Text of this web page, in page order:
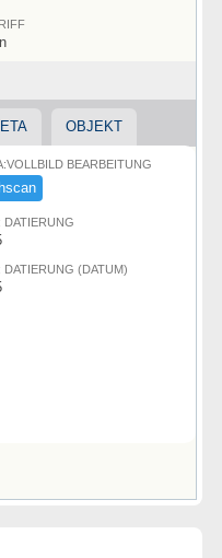
OBJEKT
BEARBEITUNG
DATIERUNG
DATIERUNG (DATUM)